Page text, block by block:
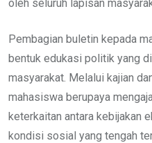
oleh seluruh lapisan
Pembagian buletin kepada
bentuk edukasi politik yang
masyarakat. Melalui kajian
mahasiswa berupaya
keterkaitan antara kebijakan
kondisi sosial yang tengah